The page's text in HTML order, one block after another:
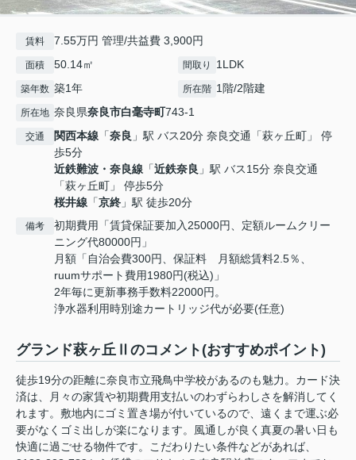
賃料 7.55万円 管理/共益費 3,900円
面積 50.14㎡ 間取り 1LDK
築年数 築1年 所在階 1階/2階建
所在地 奈良県奈良市白毫寺町743-1
交通 関西本線 「奈良 」駅 バス20分 奈良交通「萩ヶ丘町」 停
歩5分
近鉄難波・奈良線 「近鉄奈良 」駅 バス15分 奈良交通
「萩ヶ丘町」 停歩5分
桜井線 「京終 」駅 徒歩20分
備考
初期費用「賃貸保証要加入25000円、定額ルームクリー
ニング代80000円」
月額「自治会費300円、保証料 月額総賃料2.5％、
ruumサポート費用1980円(税込)」
2年毎に更新事務手数料22000円。
浄水器利用時別途カートリッジ代が必要(任意)
グランド萩ヶ丘Ⅱのコメント(おすすめポイント)
徒歩19分の距離に奈良市立飛鳥中学校があるのも魅力。カード決
済は、月々の家賃や初期費用支払いのわずらわしさを解消してく
れます。敷地内にゴミ置き場が付いているので、遠くまで運ぶ必
要がなくゴミ出しが楽になります。風通しが良く真夏の暑い日も
快適に過ごせる物件です。こだわりたい条件などがあれば、